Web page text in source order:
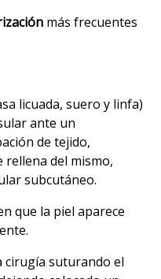
más frecuentes
licuada, suero y linfa)
ante un
de tejido,
rellena del mismo,
subcutáneo.
que la piel aparece
cirugía suturando el